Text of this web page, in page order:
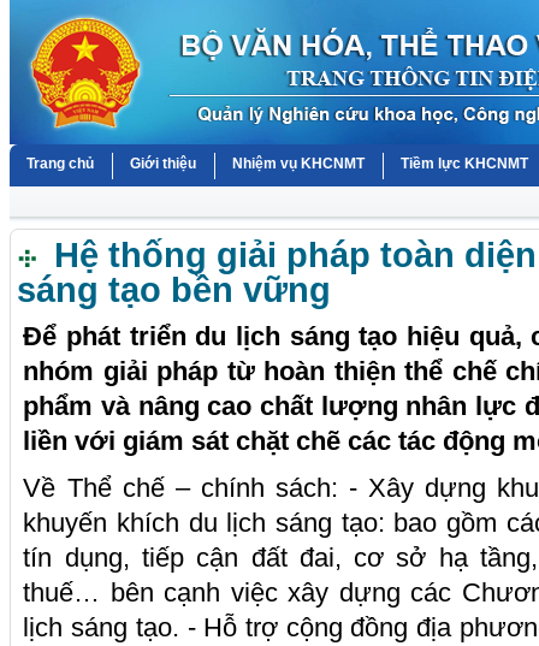
Trang chủ Giới thiệu Nhiệm vụ KHCNMT Tiềm lực KHCNMT
Hệ thống giải pháp toàn
sáng tạo bền vững
Để phát triển du lịch sáng tạo hiệu quả,
nhóm giải pháp từ hoàn thiện thể chế
phẩm và nâng cao chất lượng nhân lực
liền với giám sát chặt chẽ các tác động
Về Thể chế – chính sách: - Xây dựng
khuyến khích du lịch sáng tạo: bao gồm
tín dụng, tiếp cận đất đai, cơ sở hạ
thuế… bên cạnh việc xây dựng các
lịch sáng tạo. - Hỗ trợ cộng đồng địa